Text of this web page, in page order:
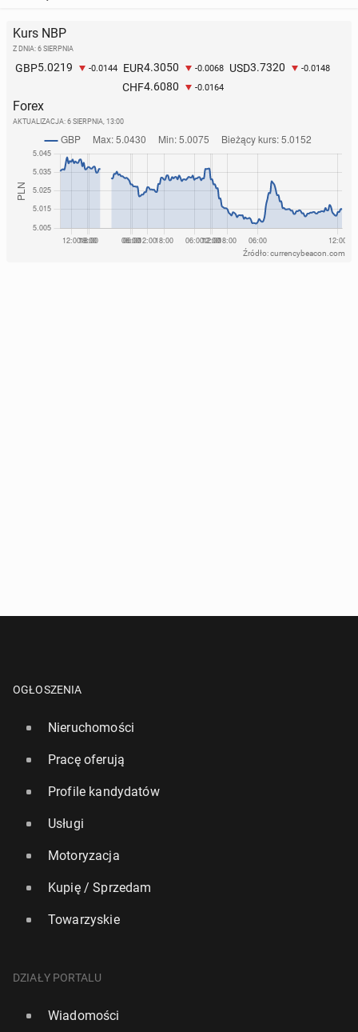
Kurs NBP
Z DNIA: 6 SIERPNIA
GBP5.0219 -0.0144 EUR4.3050 -0.0068 USD3.7320 -0.0148
CHF4.6080 -0.0164
Forex
AKTUALIZACJA: 6 SIERPNIA, 13:00
Źródło: currencybeacon.com
OGŁOSZENIA
Nieruchomości
Pracę oferują
Profile kandydatów
Usługi
Motoryzacja
Kupię / Sprzedam
Towarzyskie
DZIAŁY PORTALU
Wiadomości